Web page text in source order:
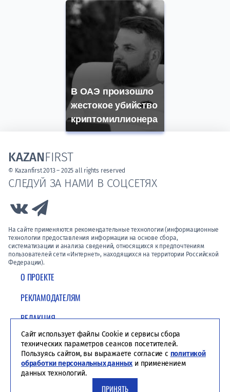
В ОАЭ произошло
жестокое убийство
криптомиллионера
О ПРОЕКТЕ
РЕКЛАМОДАТЕЛЯМ
РЕДАКЦИЯ
ПОЛИТИКА КОНФИДЕНЦИАЛЬНОСТИ
СЛЕДУЙ ЗА НАМИ В СОЦСЕТЯХ
Link to Vk
На сайте применяются рекомендательные технологии (информационные
технологии предоставления информации на основе сбора,
систематизации и анализа сведений, относящихся к предпочтениям
пользователей сети «Интернет», находящихся на территории Российской
Федерации).
KAZANFIRST
© Kazanfirst 2013 – 2025 all rights reserved
Сайт использует файлы Cookie и сервисы сбора
технических параметров сеансов посетителей.
Пользуясь сайтом, вы выражаете согласие с политикой
обработки персональных данных и применением
данных технологий.
ПРИНЯТЬ